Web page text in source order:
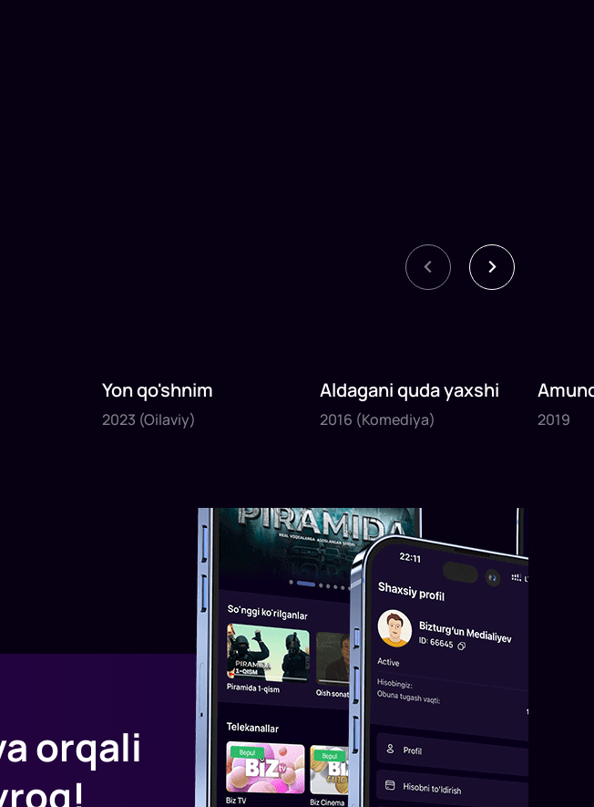
2023
1x40daq.
Yon qo'shnim
2023 (Oilaviy)
2016
1x82daq.
Aldagani quda yaxshi
2016 (Komediya)
2019
1x120
2019
orqali